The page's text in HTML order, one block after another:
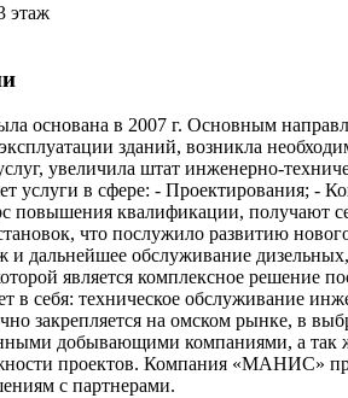
этаж
в 2007 г. Основным
зданий, возникла
увеличила штат инженерно-
услуги в сфере: - Проектирования; -
повышения квалификации, получают
что послужило развитию
и дальнейшее обслуживание
является комплексное решение
в себя: техническое обслуживание
закрепляется на омском рынке, в
добывающими компаниями, а так
проектов. Компания «МАНИС»
с партнерами.